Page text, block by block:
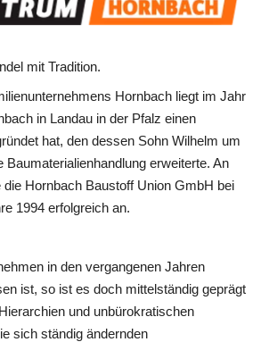
mit Tradition.
Hornbach liegt im Jahr
in Landau in der Pfalz einen
hat, den dessen Sohn Wilhelm um
Baumaterialienhandlung erweiterte. An
die Hornbach Baustoff Union GmbH bei
1994 erfolgreich an.
in den vergangenen Jahren
ist, so ist es doch mittelständig geprägt
und unbürokratischen
sich ständig ändernden